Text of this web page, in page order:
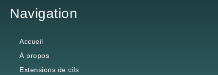
Navigation
Accueil
À propos